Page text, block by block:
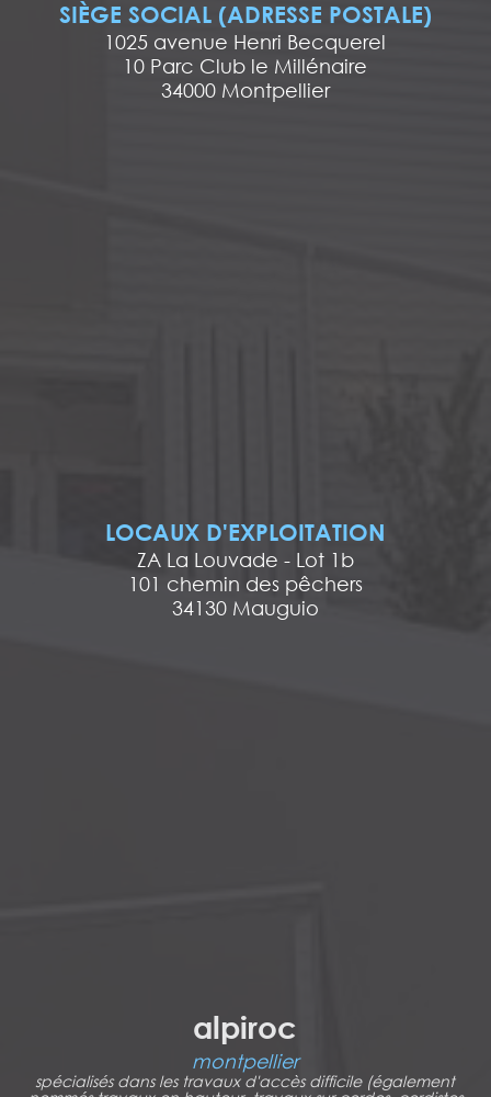
SIÈGE SOCIAL (ADRESSE POSTALE)
1025 avenue Henri Becquerel
10 Parc Club le Millénaire
34000 Montpellier
LOCAUX D'EXPLOITATION
ZA La Louvade - Lot 1b
101 chemin des pêchers
34130 Mauguio
alpiroc
montpellier
spécialisés dans les travaux d'accès difficile (également